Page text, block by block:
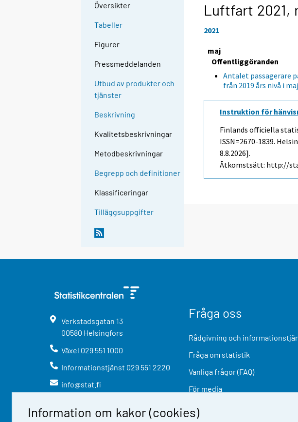
Information om kakor (cookies)
Översikter
Tabeller
Figurer
Pressmeddelanden
Utbud av produkter och
tjänster
Beskrivning
Kvalitetsbeskrivningar
Metodbeskrivningar
Begrepp och definitioner
Klassificeringar
Tilläggsuppgifter
Luftfart 2021,
2021
maj
Offentliggöranden
Antalet passagerare
från 2019 års nivå i
Instruktion för
Finlands officiella
ISSN=2670-1839.
8.8.2026].
Åtkomstsätt: http://
Verkstadsgatan 13
00580 Helsingfors
Växel 029 551 1000
Informationstjänst 029 551 2220
info@stat.fi
Fråga oss
Rådgivning och
Fråga om statistik
Vanliga frågor (FAQ)
För media